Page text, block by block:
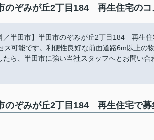
のぞみが丘2丁目184 再生住宅の
／半田市】半田市のぞみが丘2丁目184 再生
ス可能です。利便性良好な前面道路6m以上の
ら、半田市に強い当社スタッフへとお問い
のぞみが丘2丁目184 再生住宅で